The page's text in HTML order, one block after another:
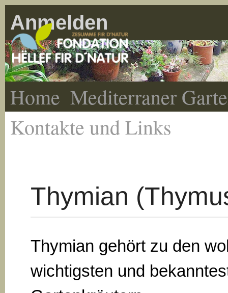
Anmelden
Home Mediterraner
Kontakte und Links
Thymian
Thymian gehört zu den
wichtigsten und